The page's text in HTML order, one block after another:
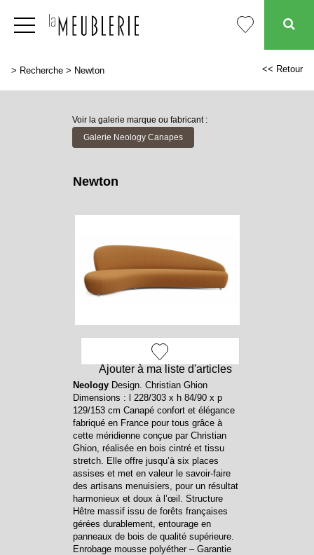
> Recherche > Newton << Retour
Voir la galerie marque ou fabricant :
Galerie Neology Canapes
Ajouter à ma liste d'articles
Newton
NeologyDesign. Christian Ghion
Dimensions : l 228/303 x h 84/90 x p
129/153 cm Canapé confort et élégance
fabriqué en France pour tous grâce à
cette méridienne conçue par Christian
Ghion, réalisée en bois cintré et tissu
stretch. Elle offre jusqu’à six places
assises et met en valeur le savoir-faire
des artisans menuisiers, pour un résultat
harmonieux et doux à l’œil. Structure
Hêtre massif issu de forêts françaises
gérées durablement, entourage en
panneaux de bois de qualité supérieure.
Enrobage mousse polyéther – Garantie